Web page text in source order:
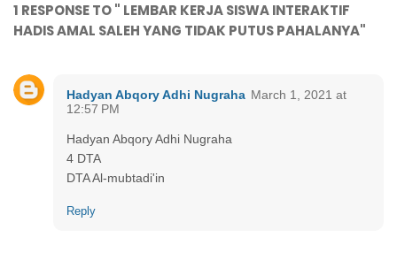
1 RESPONSE TO " LEMBAR KERJA SISWA INTERAKTIF
HADIS AMAL SALEH YANG TIDAK PUTUS PAHALANYA"
Hadyan Abqory Adhi Nugraha March 1, 2021 at
12:57 PM
Hadyan Abqory Adhi Nugraha
4 DTA
DTA Al-mubtadi'in
Reply